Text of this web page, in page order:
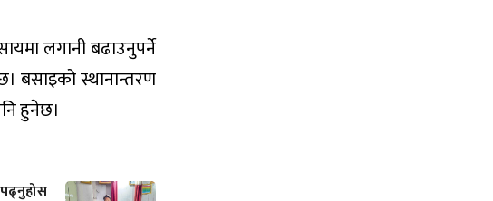
लगानी बढाउनुपर्ने
बसाइको स्थानान्तरण
हुनेछ।